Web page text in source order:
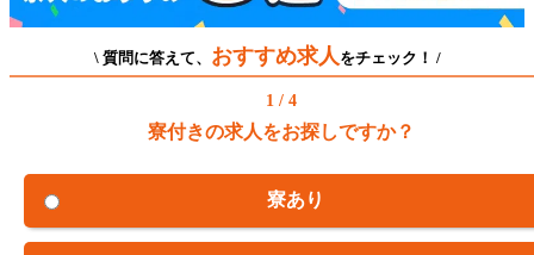
\ 質問に答えて、 おすすめ求人 をチェック！ /
1 / 4
寮付きの求人をお探しですか？
寮あり